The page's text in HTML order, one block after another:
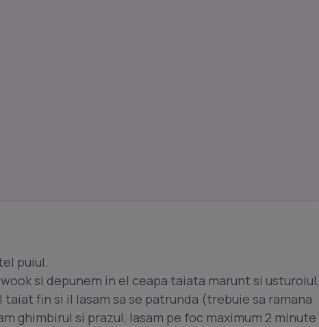
puiul.
si depunem in el ceapa taiata marunt si usturoiul,
fin si il lasam sa se patrunda (trebuie sa ramana
ghimbirul si prazul, lasam pe foc maximum 2 minute